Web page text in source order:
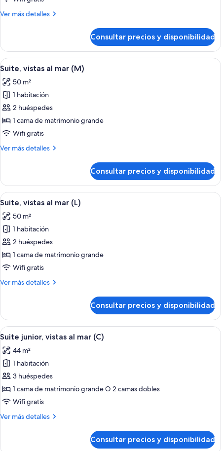
mar
Ver más detalles
Más
vistas
al
mar
US)
Consultar precios y disponibilidad
Abrir
todas
las
fotos
de
Suite,
vistas
mar
Una habitación de hotel con cama,
3
Suite, vistas al mar (M)
50 m²
1 habitación
2 huéspedes
1 cama de matrimonio grande
Wifi gratis
Ver más detalles
Más
vistas
al
mar
Consultar precios y disponibilidad
Abrir
todas
las
fotos
de
Suite,
vistas
mar
Una habitación de hotel con cama,
3
Suite, vistas al mar (L)
50 m²
1 habitación
2 huéspedes
1 cama de matrimonio grande
Wifi gratis
Ver más detalles
Más
vistas
al
mar
Consultar precios y disponibilidad
Abrir
todas
las
fotos
de
Suite
junior,
al
Una habitación de hotel con cama,
2
Suite junior, vistas al mar (C)
44 m²
1 habitación
3 huéspedes
1 cama de matrimonio grande O 2 camas dobles
Wifi gratis
Ver más detalles
Más
Consultar precios y disponibilidad